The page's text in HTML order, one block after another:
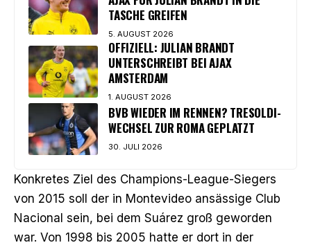
TASCHE GREIFEN
5. AUGUST 2026
OFFIZIELL: JULIAN BRANDT
UNTERSCHREIBT BEI AJAX
AMSTERDAM
1. AUGUST 2026
BVB WIEDER IM RENNEN? TRESOLDI-
WECHSEL ZUR ROMA GEPLATZT
30. JULI 2026
Konkretes Ziel des Champions-League-Siegers
von 2015 soll der in Montevideo ansässige Club
Nacional sein, bei dem Suárez groß geworden
war. Von 1998 bis 2005 hatte er dort in der